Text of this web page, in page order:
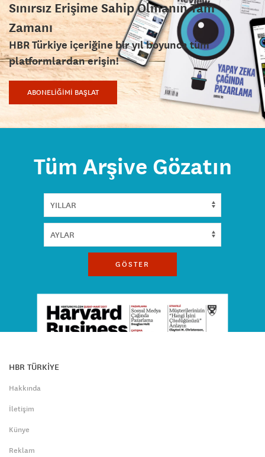
Sınırsız Erişime Sahip Olmanın Tam
Zamanı
HBR Türkiye içeriğine bir yıl boyunca tüm
platformlardan erişin!
ABONELİĞİMİ BAŞLAT
Tüm Arşive Gözatın
GÖSTER
HBR TÜRKİYE
Hakkında
İletişim
Künye
Reklam